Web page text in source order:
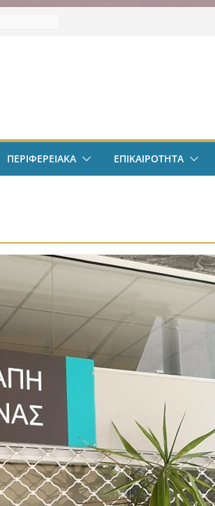
Ανδρέου,
ΠΕΡΙΦΕΡΕΙΑΚΑ ΕΠΙΚΑΙΡΟΤΗΤΑ